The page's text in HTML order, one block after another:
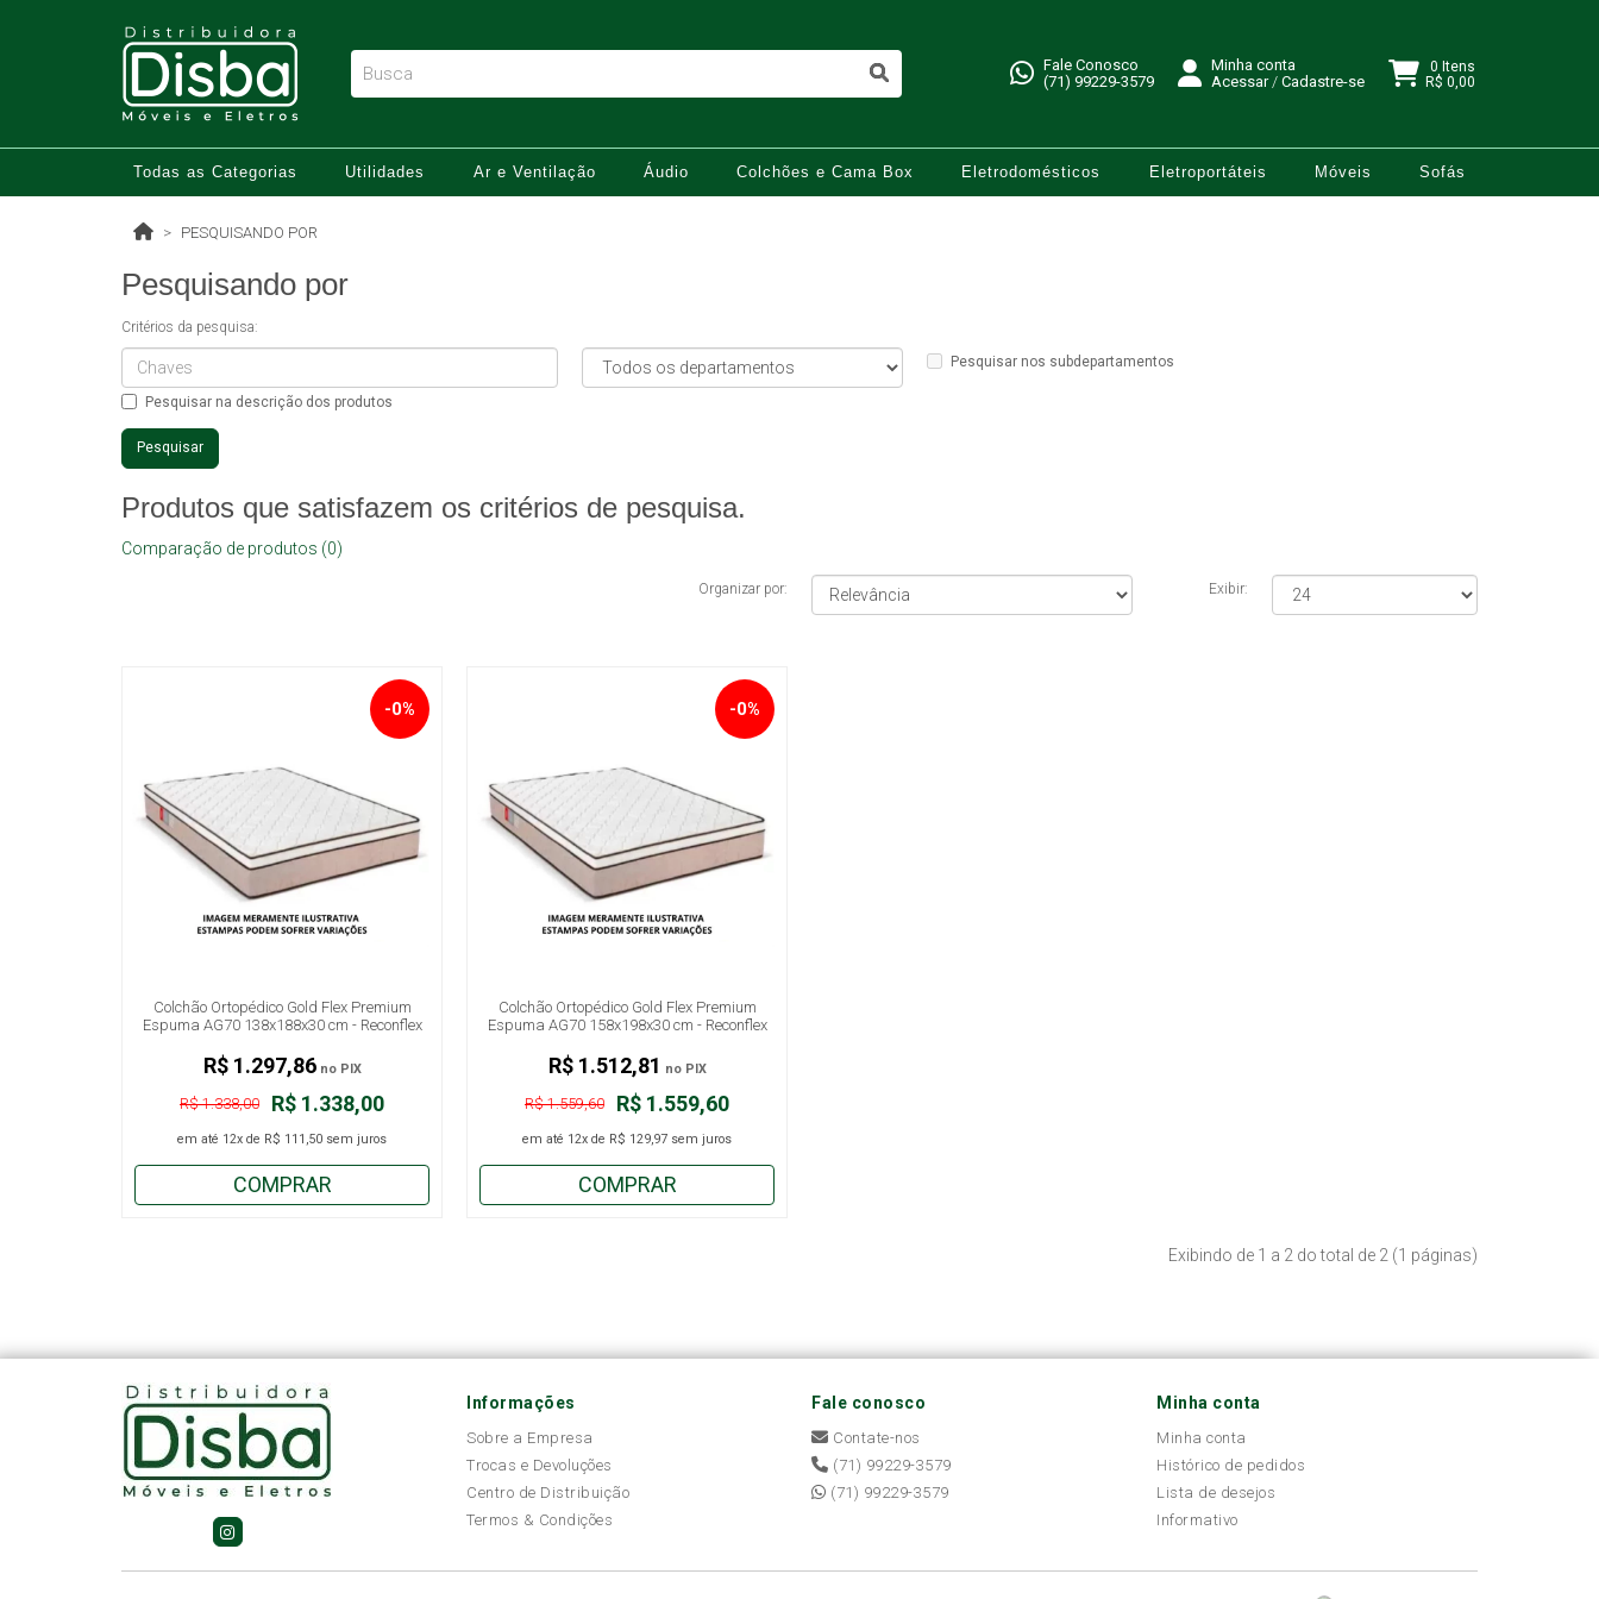
Fale Conosco
(71) 99229-3579
Minha conta
Acessar/ Cadastre-se
0 Itens
R$ 0,00
Todas as Categorias Utilidades Ar e Ventilação Áudio Colchões e Cama Box Eletrodomésticos Eletroportáteis Móveis Sofás
PESQUISANDO POR
Pesquisando por
Critérios da pesquisa:
Pesquisar nos subdepartamentos
Pesquisar na descrição dos produtos
Produtos que satisfazem os critérios de pesquisa.
Comparação de produtos (0)
Organizar por: Exibir:
Colchão Ortopédico Gold Flex Premium
Espuma AG70 138x188x30 cm - Reconflex
R$ 1.338,00
R$ 1.338,00
-0%
em até 12x de R$ 111,50 sem juros
R$ 1.297,86no PIX
COMPRAR
Colchão Ortopédico Gold Flex Premium
Espuma AG70 158x198x30 cm - Reconflex
R$ 1.559,60
R$ 1.559,60
-0%
em até 12x de R$ 129,97 sem juros
R$ 1.512,81 no PIX
COMPRAR
Exibindo de 1 a 2 do total de 2 (1 páginas)
Informações
Sobre a Empresa
Trocas e Devoluções
Centro de Distribuição
Termos & Condições
Fale conosco
Contate-nos
(71) 99229-3579
(71) 99229-3579
Minha conta
Minha conta
Histórico de pedidos
Lista de desejos
Informativo